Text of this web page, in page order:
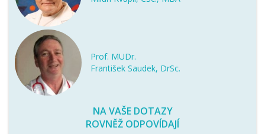
Prof. MUDr.
František Saudek, DrSc.
NA VAŠE DOTAZY
ROVNĚŽ ODPOVÍDAJÍ